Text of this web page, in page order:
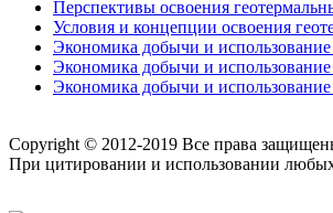
Перспективы освоения
Условия и концепции освоения
Экономика добычи и использование
Экономика добычи и использование
Экономика добычи и использование
Copyright © 2012-2019 Все права
При цитировании и использовании любых